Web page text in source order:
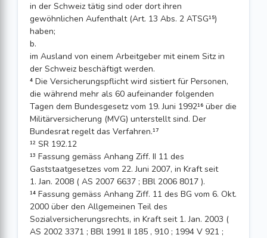
in der Schweiz tätig sind oder dort ihren
gewöhnlichen Aufenthalt (Art. 13 Abs. 2 ATSG¹⁵)
haben;
b.
im Ausland von einem Arbeitgeber mit einem Sitz in
der Schweiz beschäftigt werden.
⁴ Die Versicherungspflicht wird sistiert für Personen,
die während mehr als 60 aufeinander folgenden
Tagen dem Bundesgesetz vom 19. Juni 1992¹⁶ über die
Militärversicherung (MVG) unterstellt sind. Der
Bundesrat regelt das Verfahren.¹⁷
¹² SR 192.12
¹³ Fassung gemäss Anhang Ziff. II 11 des
Gaststaatgesetzes vom 22. Juni 2007, in Kraft seit
1. Jan. 2008 ( AS 2007 6637 ; BBl 2006 8017 ).
¹⁴ Fassung gemäss Anhang Ziff. 11 des BG vom 6. Okt.
2000 über den Allgemeinen Teil des
Sozialversicherungsrechts, in Kraft seit 1. Jan. 2003 (
AS 2002 3371 ; BBl 1991 II 185 , 910 ; 1994 V 921 ;